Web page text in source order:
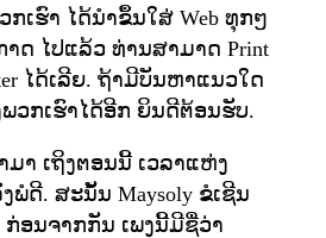
ກເຮົາ ໄດ້ນຳຂຶ້ນໃສ່ Web ທຸກໆ
ດ ໄປແລ້ວ ທ່ານສາມາດ Print
ໄດ້ເລີຍ. ຖ້າມີບັນຫາແນວໃດ
ວກເຮົາໄດ້ອີກ ຍິນດີຕ້ອນຮັບ.
ມາ ເຖິງຕອນນີ້ ເວລາແຫ່ງ
ດີ. ສະນັ້ນ Maysoly ຂໍເຊີນ
ອນຈາກກັນ ເພງນີ້ມີຊື່ວ່າ